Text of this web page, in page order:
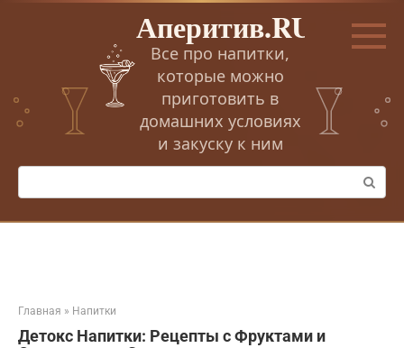
Перейти
Аперитив.RU
Все про напитки,
которые можно
приготовить в
домашних условиях
и закуску к ним
Поиск:
Главная » Напитки
Детокс Напитки: Рецепты с Фруктами и